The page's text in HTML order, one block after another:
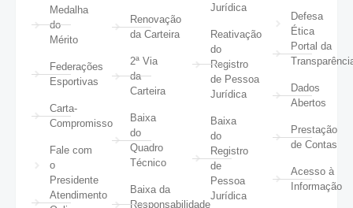
Medalha
do
Mérito
Federações
Esportivas
Carta-
Compromisso
Fale com
o
Presidente
Atendimento
Renovação
da Carteira
2ª Via
da
Carteira
Baixa
do
Quadro
Técnico
Baixa da
Responsabilidade
Jurídica
Reativação
do
Registro
de Pessoa
Jurídica
Baixa
do
Registro
de
Pessoa
Jurídica
Defesa
Ética
Portal da
Dados
Abertos
Prestação
de Contas
Acesso à
Informação